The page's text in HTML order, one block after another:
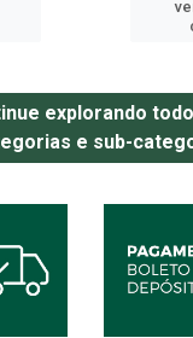
explorando
e sub-